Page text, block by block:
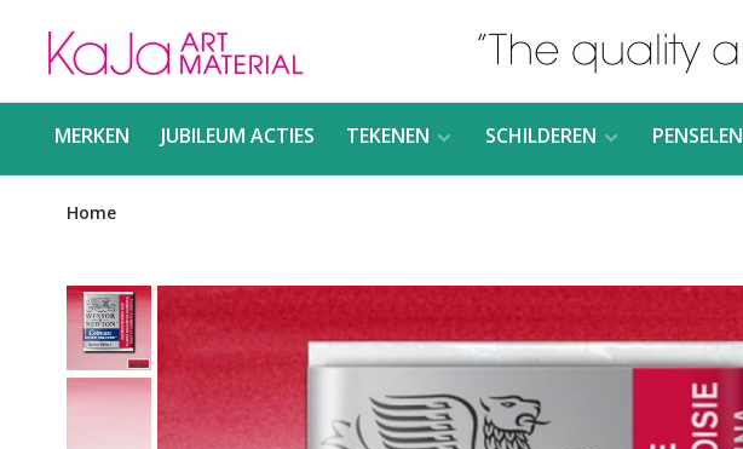
MERKEN JUBILEUM ACTIES TEKENEN SCHILDEREN PENSELEN
Home